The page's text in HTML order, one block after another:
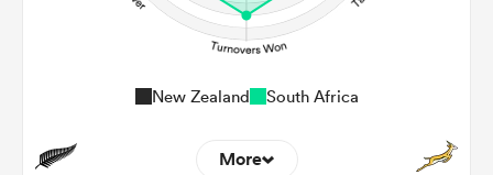
New Zealand South Africa
More